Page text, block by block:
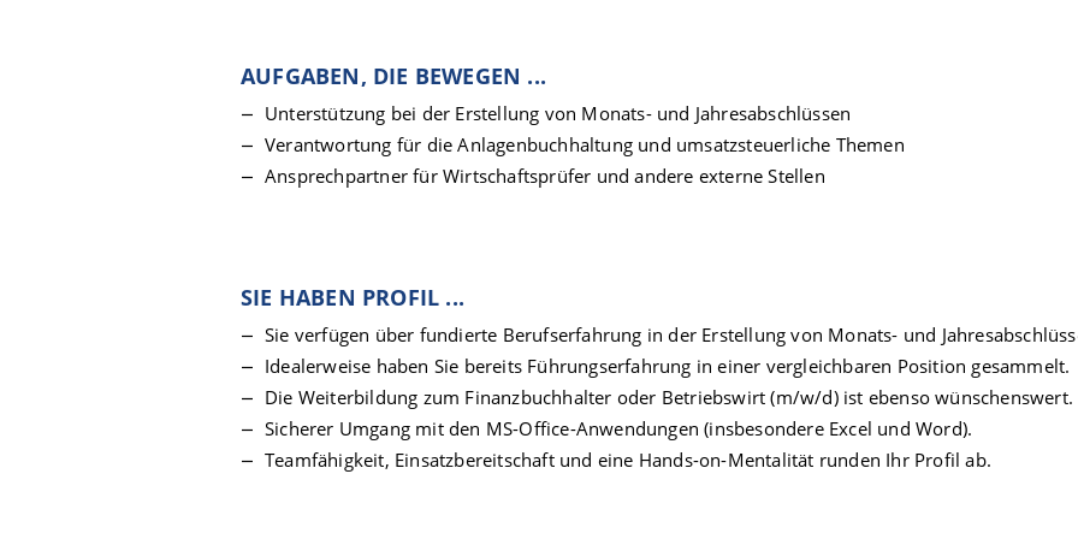
AUFGABEN, DIE BEWEGEN ...
Unterstützung bei der Erstellung von Monats- und Jahresabschlüssen
Verantwortung für die Anlagenbuchhaltung und umsatzsteuerliche Themen
Ansprechpartner für Wirtschaftsprüfer und andere externe Stellen
SIE HABEN PROFIL ...
Sie verfügen über fundierte Berufserfahrung in der Erstellung von Monats- und
Idealerweise haben Sie bereits Führungserfahrung in einer vergleichbaren Position gesammelt.
Die Weiterbildung zum Finanzbuchhalter oder Betriebswirt (m/w/d) ist ebenso wünschenswert.
Sicherer Umgang mit den MS-Office-Anwendungen (insbesondere Excel und Word).
Teamfähigkeit, Einsatzbereitschaft und eine Hands-on-Mentalität runden Ihr Profil ab.